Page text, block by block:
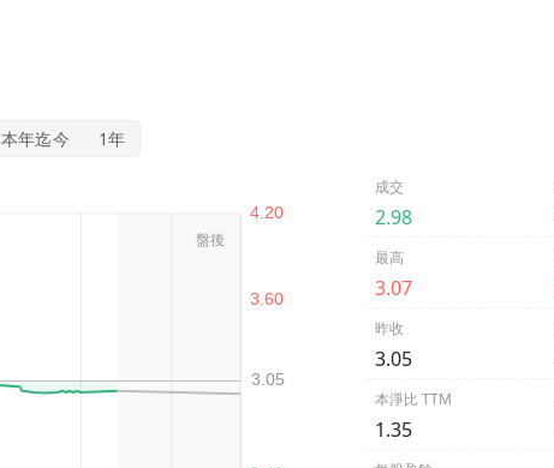
本年迄今 1年
成交
2.98
最高
3.07
昨收
3.05
本淨比 TTM
1.35